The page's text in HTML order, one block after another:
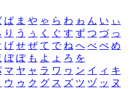
ぱ ま や ゃ ら わ ゎ ん い ぃ
り う ぅ く ぐ す ず つ づ っ
げ せ ぜ て で ね へ べ ぺ め
ぼ ぽ も よ ょ ろ を
マ ヤ ャ ラ ワ ヮ ン イ ィ キ
ウ ゥ ク グ ス ズ ツ ヅ ッ ヌ